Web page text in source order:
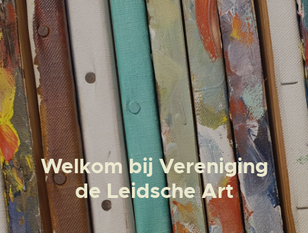
WIE WIJ ZIJN
NIEUWS
CONTACT
Welkom bij Vereniging
de Leidsche Art